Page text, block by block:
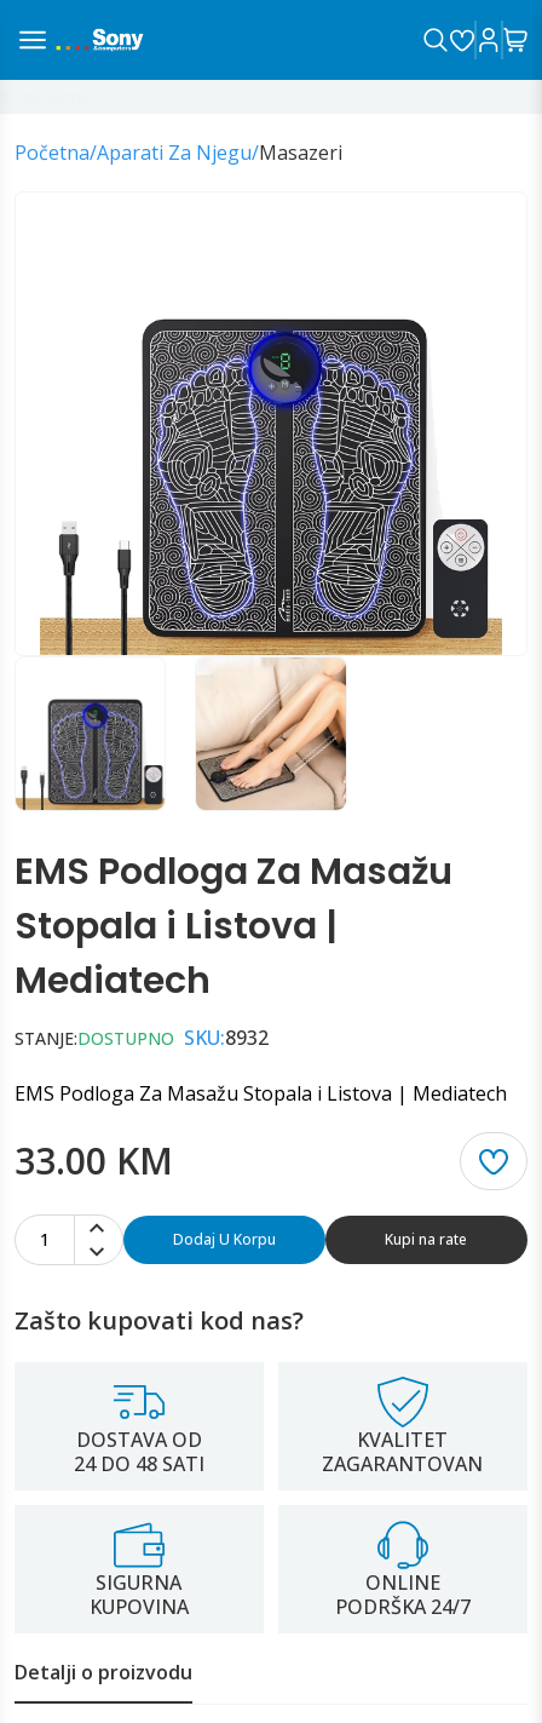
Početna/Aparati Za Njegu/Masazeri
EMS Podloga Za Masažu
Stopala i Listova |
Mediatech
STANJE:DOSTUPNO SKU:8932
EMS Podloga Za Masažu Stopala i Listova | Mediatech
33.00 KM
1 Dodaj U Korpu Kupi na rate
Zašto kupovati kod nas?
DOSTAVA OD
24 DO 48 SATI
KVALITET
ZAGARANTOVAN
SIGURNA
KUPOVINA
ONLINE
PODRŠKA 24/7
Detalji o proizvodu